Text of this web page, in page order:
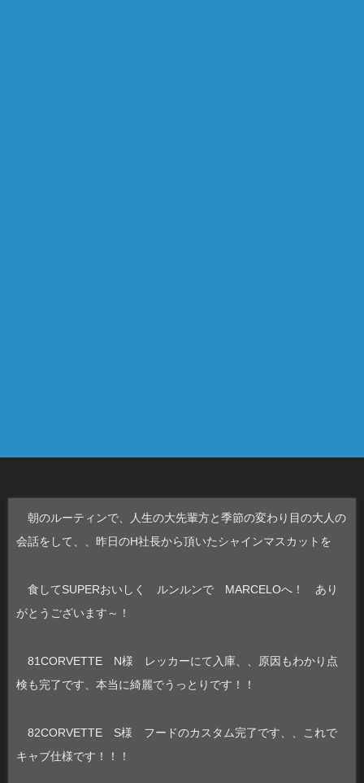
朝のルーティンで、人生の大先輩方と季節の変わり目の大人の
会話をして、、昨日のH社長から頂いたシャインマスカットを
食してSUPERおいしく ルンルンで MARCELOへ！ あり
がとうございます～！
81CORVETTE N様 レッカーにて入庫、、原因もわかり点
検も完了です、本当に綺麗でうっとりです！！
82CORVETTE S様 フードのカスタム完了です、、これで
キャブ仕様です！！！